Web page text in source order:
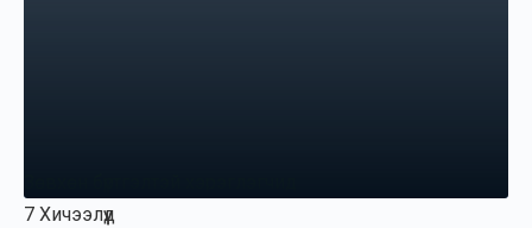
7 Хичээлүүд